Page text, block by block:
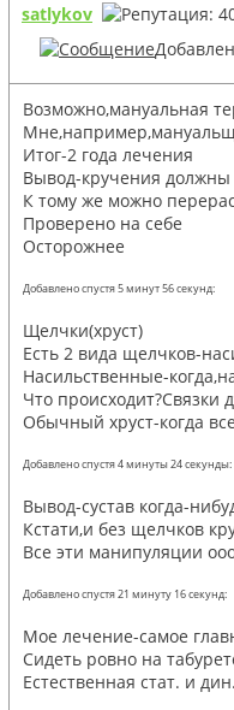
satlykov
Возможно,мануальная
Итог-2 года лечения
Вывод-кручения
К тому же можно
Проверено на себе
Осторожнее
Добавлено спустя 5 минут 56 секунд:
Щелчки(хруст)
Есть 2 вида щелчков-
Насильственные-
Что происходит?Связки
Обычный хруст-когда
Добавлено спустя 4 минуты 24 секунды:
Вывод-сустав когда-
Кстати,и без щелчков
Все эти манипуляции
Добавлено спустя 21 минуту 16 секунд:
Мое лечение-самое
Сидеть ровно на
Естественная стат. и